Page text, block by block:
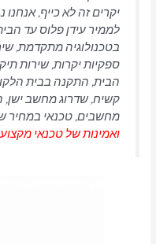
יקרים זה לא כייף,
לממיר עידן פלוס עד
בטכנולוגיה מתקדמת,
ספקיות יקרות, שירות
הבית, התקנה בבית
קשיח, שדרוג מחשב ישן,
מחשבים, טכנאי במחיר
ואמינות של טכנאי